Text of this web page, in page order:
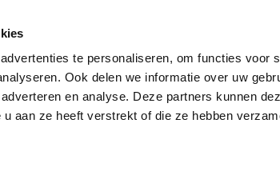
te personaliseren, om functies voor
Ook delen we informatie over uw
en analyse. Deze partners kunnen
aan ze heeft verstrekt of die ze hebben